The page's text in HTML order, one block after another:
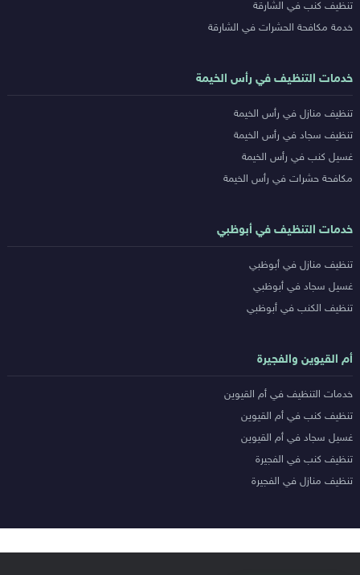
تنظيف كنب في الشارقة
خدمة مكافحة الحشرات في الشارقة
خدمات التنظيف في رأس الخيمة
تنظيف منازل في رأس الخيمة
تنظيف سجاد في رأس الخيمة
غسيل كنب في رأس الخيمة
مكافحة حشرات في رأس الخيمة
خدمات التنظيف في أبوظبي
تنظيف منازل في أبوظبي
غسيل سجاد في أبوظبي
تنظيف الكنب في أبوظبي
أم القيوين والفجيرة
خدمات التنظيف في أم القيوين
تنظيف كنب في أم القيوين
غسيل سجاد في أم القيوين
تنظيف كنب في الفجيرة
تنظيف منازل في الفجيرة